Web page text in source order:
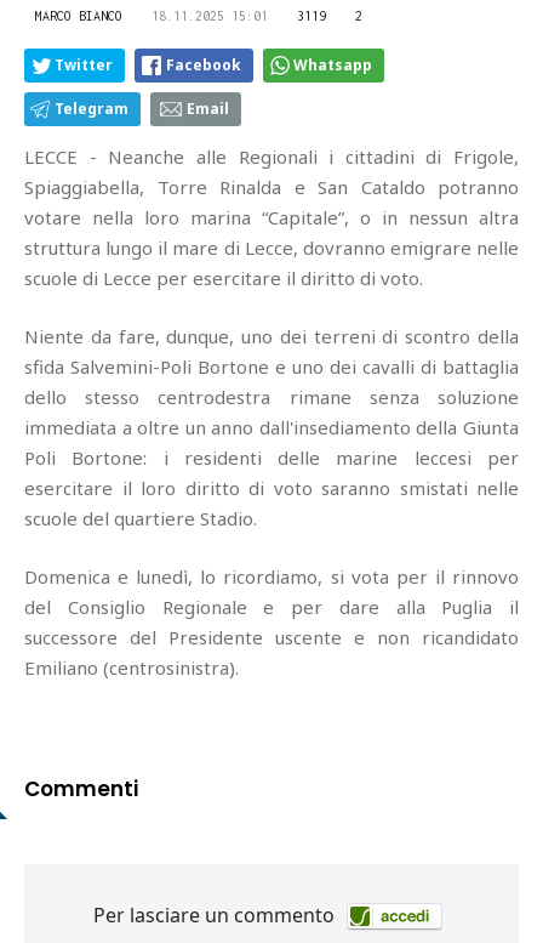
MARCO BIANCO 18.11.2025 15:01 3119 2
Twitter Facebook Whatsapp
Telegram Email
LECCE - Neanche alle Regionali i cittadini di Frigole,
Spiaggiabella, Torre Rinalda e San Cataldo potranno
votare nella loro marina “Capitale”, o in nessun altra
struttura lungo il mare di Lecce, dovranno emigrare nelle
scuole di Lecce per esercitare il diritto di voto.
Niente da fare, dunque, uno dei terreni di scontro della
sfida Salvemini-Poli Bortone e uno dei cavalli di battaglia
dello stesso centrodestra rimane senza soluzione
immediata a oltre un anno dall'insediamento della Giunta
Poli Bortone: i residenti delle marine leccesi per
esercitare il loro diritto di voto saranno smistati nelle
scuole del quartiere Stadio.
Domenica e lunedì, lo ricordiamo, si vota per il rinnovo
del Consiglio Regionale e per dare alla Puglia il
successore del Presidente uscente e non ricandidato
Emiliano (centrosinistra).
Commenti